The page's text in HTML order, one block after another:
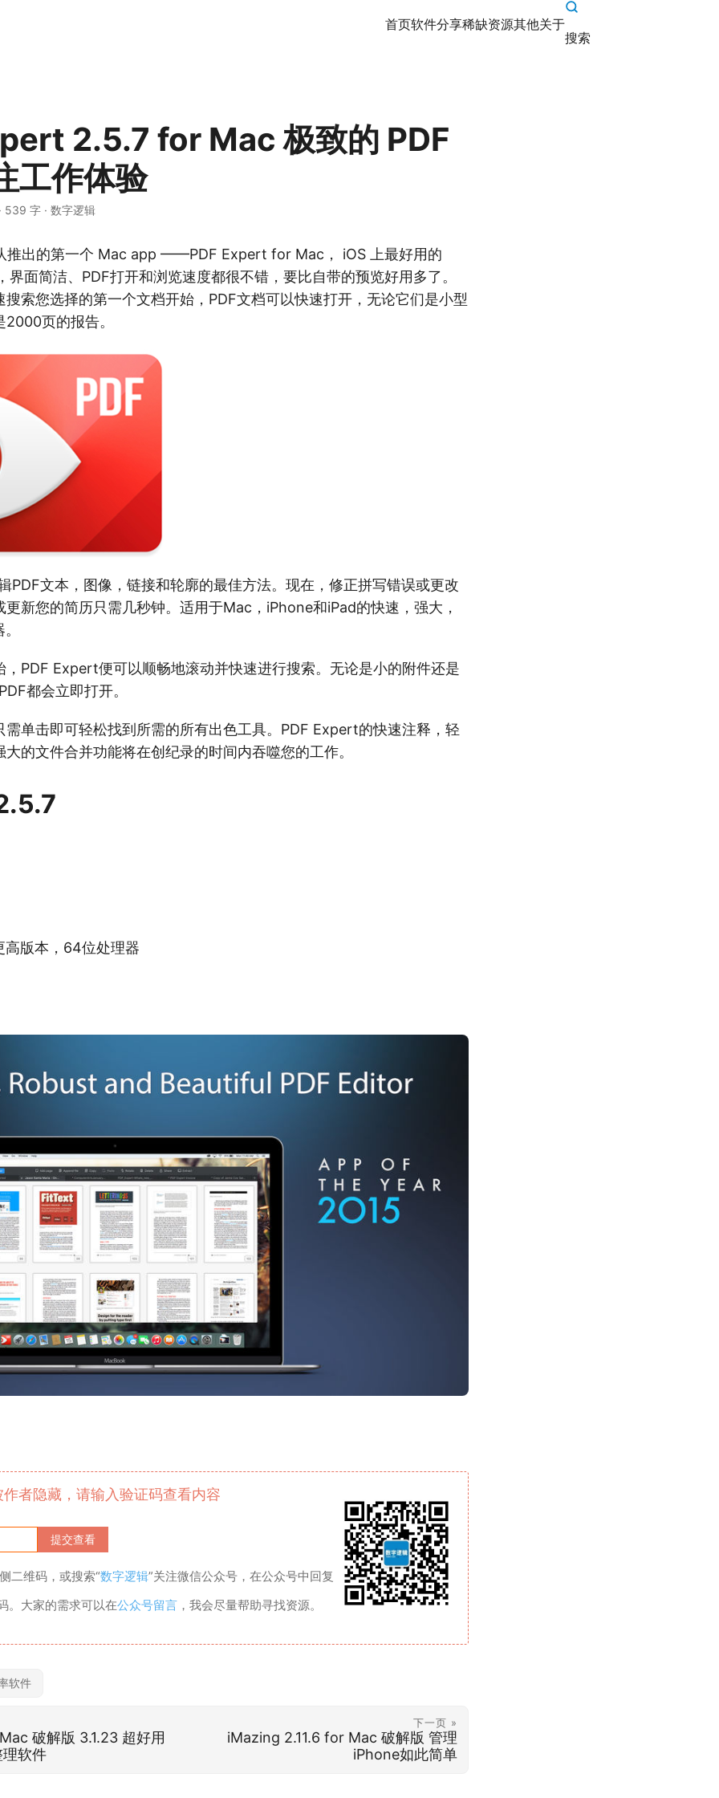
首页软件分享稀缺资源其他关于
搜索
2.5.7 for Mac 极致的 PDF
工作体验
539 字 · 数字逻辑
推出的第一个 Mac app ——PDF Expert for Mac， iOS 上最好用的
界面简洁、PDF打开和浏览速度都很不错，要比自带的预览好用多了。
搜索您选择的第一个文档开始，PDF文档可以快速打开，无论它们是小型
页的报告。
PDF文本，图像，链接和轮廓的最佳方法。现在，修正拼写错误或更改
更新您的简历只需几秒钟。适用于Mac，iPhone和iPad的快速，强大，
，PDF Expert便可以顺畅地滚动并快速进行搜索。无论是小的附件还是
都会立即打开。
需单击即可轻松找到所需的所有出色工具。PDF Expert的快速注释，轻
的文件合并功能将在创纪录的时间内吞噬您的工作。
高版本，64位处理器
者隐藏，请输入验证码查看内容
二维码，或搜索“数字逻辑”关注微信公众号，在公众号中回复
。大家的需求可以在公众号留言 ，我会尽量帮助寻找资源。
软件
破解版 3.1.23 超好用
软件
下一页 »
iMazing 2.11.6 for Mac 破解版 管理
iPhone如此简单